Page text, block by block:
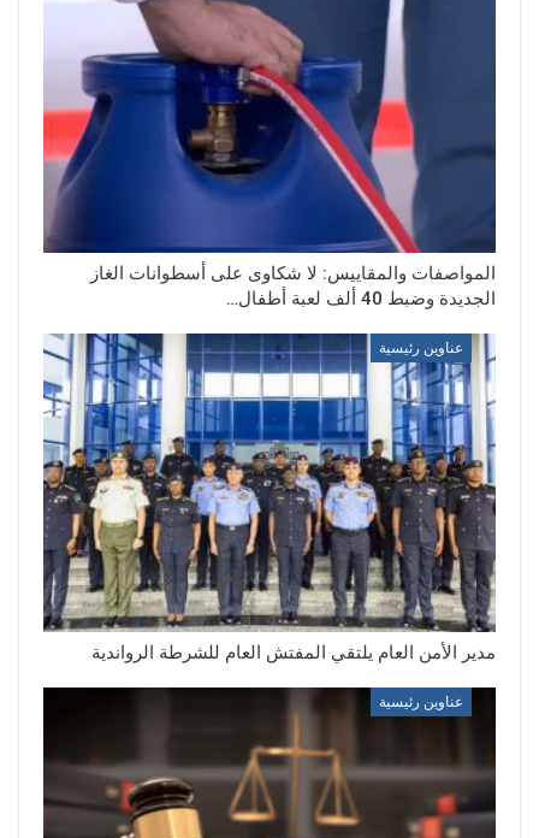
المواصفات والمقاييس: لا شكاوى على أسطوانات الغاز
الجديدة وضبط 40 ألف لعبة أطفال…
عناوين رئيسية
مدير الأمن العام يلتقي المفتش العام للشرطة الرواندية
عناوين رئيسية